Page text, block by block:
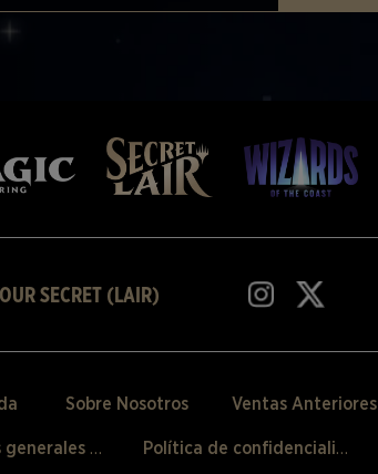
SECRET (LAIR)
Sobre Nosotros Ventas Anteriores
de venta Política de confidencialidad